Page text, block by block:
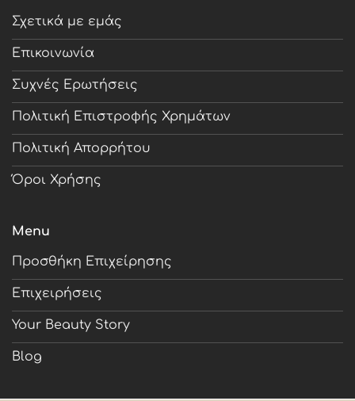
Σχετικά με εμάς
Επικοινωνία
Συχνές Ερωτήσεις
Πολιτική Επιστροφής Χρημάτων
Πολιτική Απορρήτου
Όροι Χρήσης
Menu
Προσθήκη Επιχείρησης
Επιχειρήσεις
Your Beauty Story
Blog